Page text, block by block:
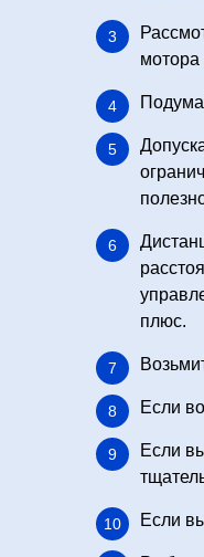
мотора
плюс.
Если
Если
Если